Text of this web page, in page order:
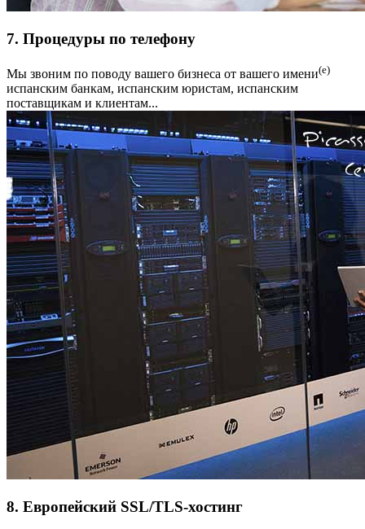
7. Процедуры по телефону
Мы звоним по поводу вашего бизнеса от вашего имени(е)
испанским банкам, испанским юристам, испанским
поставщикам и клиентам...
8. Европейский SSL/TLS-хостинг